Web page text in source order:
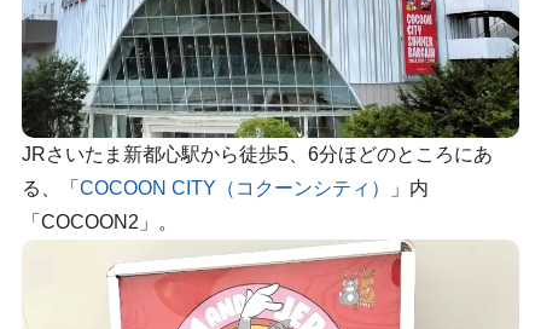
JRさいたま新都心駅から徒歩5、6分ほどのところにあ
る、「 COCOON CITY（コクーンシティ）
」内
「COCOON2」。